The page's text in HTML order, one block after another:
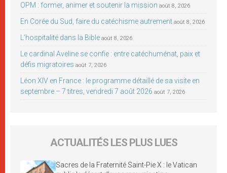
OPM : former, animer et soutenir la mission août 8, 2026
En Corée du Sud, faire du catéchisme autrement août 8, 2026
L’hospitalité dans la Bible août 8, 2026
Le cardinal Aveline se confie : entre catéchuménat, paix et
défis migratoires août 7, 2026
Léon XIV en France : le programme détaillé de sa visite en
septembre – 7 titres, vendredi 7 août 2026 août 7, 2026
ACTUALITÉS LES PLUS LUES
Sacres de la Fraternité Saint-Pie X : le Vatican